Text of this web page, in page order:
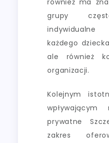
grupy
każdego
ale również
organizacji.
Kolejnym
wpływającym
prywatne
zakres